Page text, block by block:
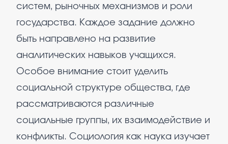
систем, рыночных механизмов и роли
государства. Каждое задание должно
быть направлено на развитие
аналитических навыков учащихся.
Особое внимание стоит уделить
социальной структуре общества, где
рассматриваются различные
социальные группы, их взаимодействие и
конфликты. Социология как наука изучает